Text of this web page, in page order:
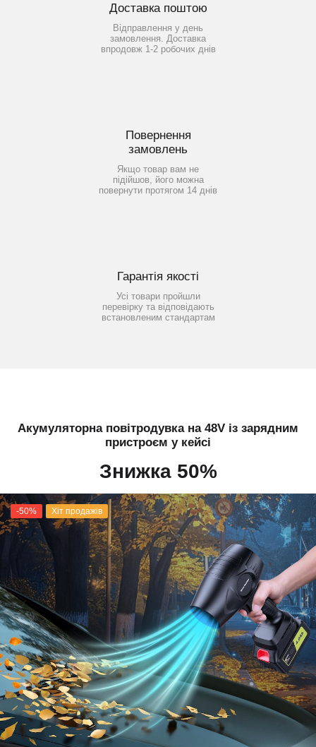
Доставка поштою
Відправлення у день
замовлення. Доставка
впродовж 1-2 робочих днів
Повернення
замовлень
Якщо товар вам не
підійшов, його можна
повернути протягом 14 днів
Гарантія якості
Усі товари пройшли
перевірку та відповідають
встановленим стандартам
Акумуляторна повітродувка на 48V із зарядним
пристроєм у кейсі
Знижка 50%
-50% Хіт продажів